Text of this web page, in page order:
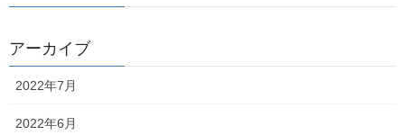
アーカイブ
2022年7月
2022年6月